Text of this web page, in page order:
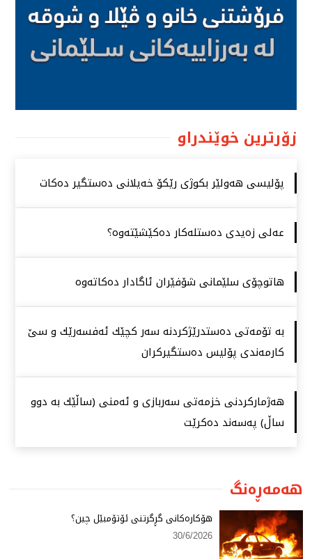
زۆرترین خوێندراو
پۆلیسی هەولێر بكوژی رێكۆ خەیلانی دەستگیر دەكات
عەلی زەیدی دەستلەكار دەكێشێتەوە؟
هاتوچۆی سلێمانی شۆفێران ئاگادار دەكاتەوە
بە تۆمەتی دەستدرێژكردنە سەر كچێك ئەفسەرێك و سێ
كارمەندی پۆلیس دەستگیركران
هەژماركردنی خزمەتی سەربازی و ئەمنی (ساڵێك بە دوو
ساڵ) پەسەند دەكرێت
هەمەڕەنگ
هۆكارەكانی گڕگرتنی ئۆتۆمبێل چین؟
30/6/2026